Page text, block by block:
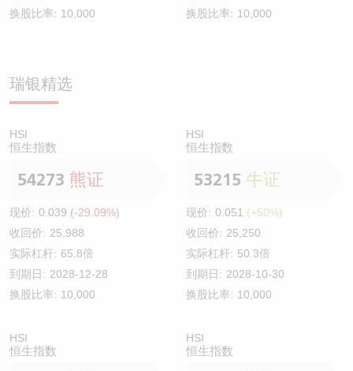
换股比率: 10,000
换股比率: 10,000
瑞银精选
HSI
恒生指数
54273 熊证
现价: 0.039 (-29.09%)
收回价: 25,988
实际杠杆: 65.8倍
到期日: 2028-12-28
换股比率: 10,000
HSI
恒生指数
53215 牛证
现价: 0.051 (+50%)
收回价: 25,250
实际杠杆: 50.3倍
到期日: 2028-10-30
换股比率: 10,000
HSI
恒生指数
HSI
恒生指数